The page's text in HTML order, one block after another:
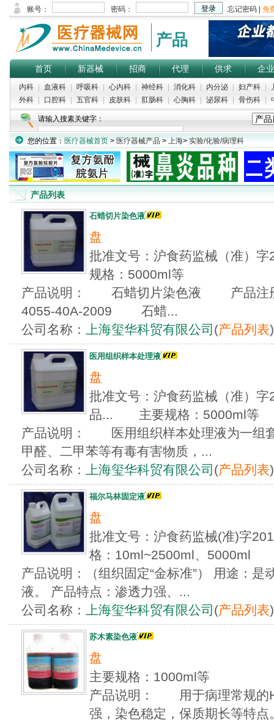
产品
首页 新器械 招商 代理 供求 企业
内科 血液科 呼吸科 心内科 神经科 消化科 内分泌 妇产科
外科
口腔科 五官科 皮肤科 肛肠科 心胸科 泌尿科 骨伤科
请输入搜素关键字：
您的位置： 医疗器械首页 > 医疗器械产品 > 上海> 实验/化验/病理科
产品列表
石蜡切片染色液
盘
批准文号：沪食药监械（准
规格：5000ml等
产品说明： 石蜡切片染色液 产品注册
4055-40A-2009 石蜡...
公司名称：
上海玺华科贸有限公司 (产品列表)
医用组织样本处理液
盘
批准文号：沪食药监械（准）
品... 主要规格：5000ml等
产品说明： 医用组织样本处理液为一组
甲醛、二甲苯等有毒有害物质，...
公司名称：
上海玺华科贸有限公司 (产品列表)
福尔马林固定液
盘
批准文号：沪食药监械(准)字
格：10ml~2500ml、5000ml
产品说明：（组织固定“金标准”） 用途：是
液。 产品特点：渗透力强、...
公司名称：
上海玺华科贸有限公司 (产品列表)
苏木素染色液
盘
主要规格：1000ml等
产品说明： 用于病理常规的
强，染色稳定，保质期长等特点